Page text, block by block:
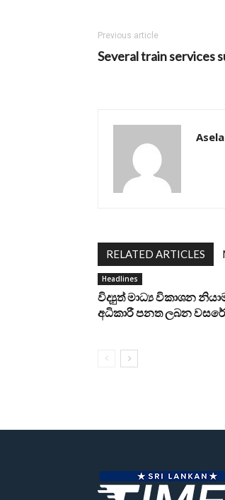
Previous article
Several train services
RELATED ARTICLES
Headlines
විද්‍යුත් මාධ්‍ය විකාශන
අධිකාරී පනත ලබන